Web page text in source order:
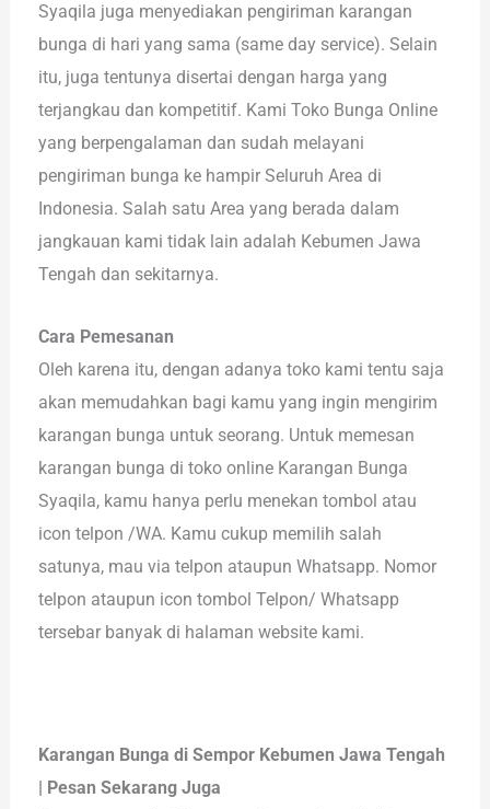
Syaqila juga menyediakan pengiriman karangan
bunga di hari yang sama (same day service). Selain
itu, juga tentunya disertai dengan harga yang
terjangkau dan kompetitif. Kami Toko Bunga Online
yang berpengalaman dan sudah melayani
pengiriman bunga ke hampir Seluruh Area di
Indonesia. Salah satu Area yang berada dalam
jangkauan kami tidak lain adalah Kebumen Jawa
Tengah dan sekitarnya.
Cara Pemesanan
Oleh karena itu, dengan adanya toko kami tentu saja
akan memudahkan bagi kamu yang ingin mengirim
karangan bunga untuk seorang. Untuk memesan
karangan bunga di toko online Karangan Bunga
Syaqila, kamu hanya perlu menekan tombol atau
icon telpon /WA. Kamu cukup memilih salah
satunya, mau via telpon ataupun Whatsapp. Nomor
telpon ataupun icon tombol Telpon/ Whatsapp
tersebar banyak di halaman website kami.
Karangan Bunga di Sempor Kebumen Jawa Tengah
| Pesan Sekarang Juga